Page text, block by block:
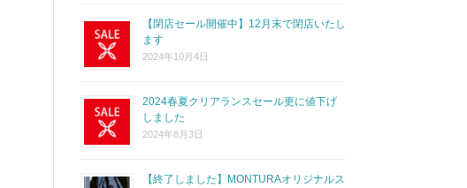
【閉店セール開催中】12月末で閉店いたし
ます
2024年10月4日
2024春夏クリアランスセール更に値下げ
しました
2024年8月3日
【終了しました】MONTURAオリジナルス